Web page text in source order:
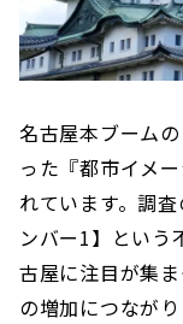
名古屋本ブーム
った『都市イメ
れています。調
ンバー1】とい
古屋に注目が集
の増加につながり